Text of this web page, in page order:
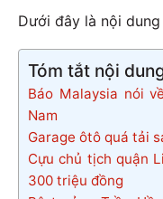
Dưới đây là nội
Tóm tắt nội
Báo Malaysia nói
Nam
Garage ôtô quá tải
Cựu chủ tịch quận
300 triệu đồng